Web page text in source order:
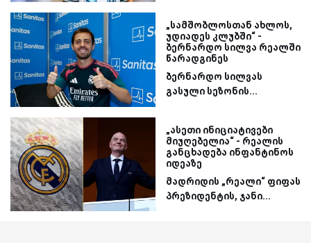
„სამშობლოსთან ახლოს,
უდიადეს კლუბში“ -
ბერნარდო სილვა რეალში
წარადგინეს
ბერნარდო სილვას
გასული სეზონის...
„ასეთი ინიციატივები
მიუღებელია“ - რეალის
განცხადება ინფანტინოს
იდეაზე
მადრიდის „რეალი“ ფიფას
პრეზიდენტის, ჯანი...